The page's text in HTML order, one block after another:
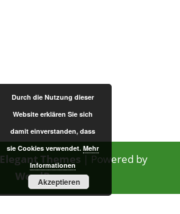
Elegant Themes | Powered by
WordPress
Durch die Nutzung dieser
Website erklären Sie sich
damit einverstanden, dass
sie Cookies verwendet. Mehr
Informationen
Akzeptieren